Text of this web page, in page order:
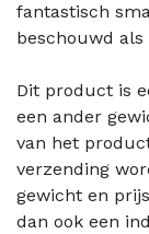
fantastisch
beschouwd
Dit product is
een ander
van het
verzending
gewicht en
dan ook een